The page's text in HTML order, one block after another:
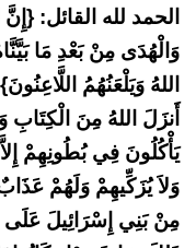
الحمد لله القائل:
وَالْهُدَى مِنْ بَعْدِ مَا
اللهُ وَيَلْعَنُهُمُ
أَنزَلَ اللهُ مِنَ الْكِتَابِ
يَأْكُلُونَ فِي بُطُونِهِمْ إِلاَّ
وَلاَ يُزَكِّيهِمْ وَلَهُمْ
مِنْ بَنِي إِسْرَائِيلَ